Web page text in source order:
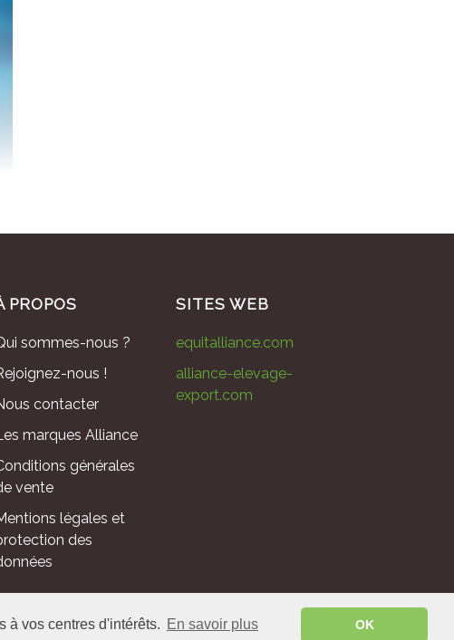
à vos centres d'intérêts. En savoir plus OK
PROPOS
sommes-nous ?
nous !
contacter
marques Alliance
générales
vente
légales et
des
SITES WEB
equitalliance.com
alliance-elevage-
export.com
Cedex - France ©2026.